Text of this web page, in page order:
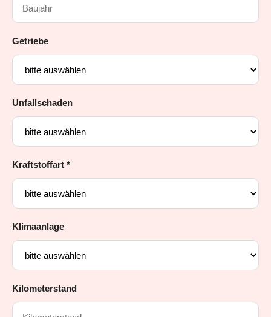
Getriebe
Unfallschaden
Kraftstoffart *
Klimaanlage
Kilometerstand